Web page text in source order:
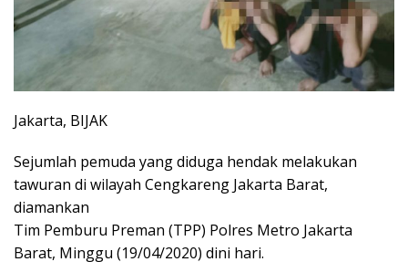
Jakarta, BIJAK
Sejumlah pemuda yang diduga hendak melakukan
tawuran di wilayah Cengkareng Jakarta Barat,
diamankan
Tim Pemburu Preman (TPP) Polres Metro Jakarta
Barat, Minggu (19/04/2020) dini hari.